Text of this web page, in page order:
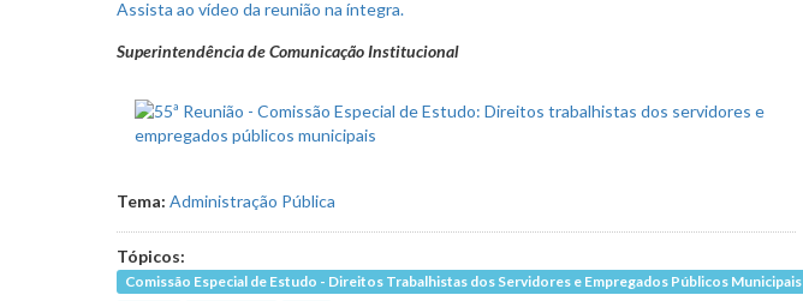
Assista ao vídeo da reunião na íntegra.
Superintendência de Comunicação Institucional
Tema: Administração Pública
Tópicos:
Comissão Especial de Estudo - Direitos Trabalhistas dos Servidores e Empregados Públicos Municipais